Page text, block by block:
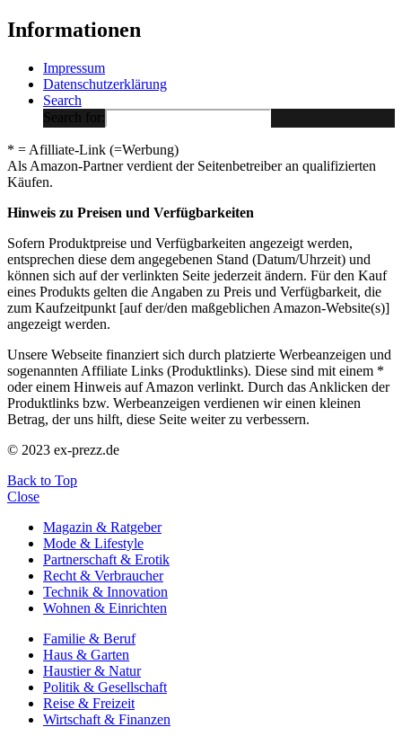
Informationen
Impressum
Datenschutzerklärung
Search
Search for:
* = Afilliate-Link (=Werbung)
Als Amazon-Partner verdient der Seitenbetreiber an qualifizierten
Käufen.
Hinweis zu Preisen und Verfügbarkeiten
Sofern Produktpreise und Verfügbarkeiten angezeigt werden,
entsprechen diese dem angegebenen Stand (Datum/Uhrzeit) und
können sich auf der verlinkten Seite jederzeit ändern. Für den Kauf
eines Produkts gelten die Angaben zu Preis und Verfügbarkeit, die
zum Kaufzeitpunkt [auf der/den maßgeblichen Amazon-Website(s)]
angezeigt werden.
Unsere Webseite finanziert sich durch platzierte Werbeanzeigen und
sogenannten Affiliate Links (Produktlinks). Diese sind mit einem *
oder einem Hinweis auf Amazon verlinkt. Durch das Anklicken der
Produktlinks bzw. Werbeanzeigen verdienen wir einen kleinen
Betrag, der uns hilft, diese Seite weiter zu verbessern.
© 2023 ex-prezz.de
Back to Top
Close
Magazin & Ratgeber
Mode & Lifestyle
Partnerschaft & Erotik
Recht & Verbraucher
Technik & Innovation
Wohnen & Einrichten
Familie & Beruf
Haus & Garten
Haustier & Natur
Politik & Gesellschaft
Reise & Freizeit
Wirtschaft & Finanzen